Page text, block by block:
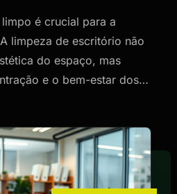
é crucial para a
limpeza de escritório não
do espaço, mas
e o bem-estar dos…